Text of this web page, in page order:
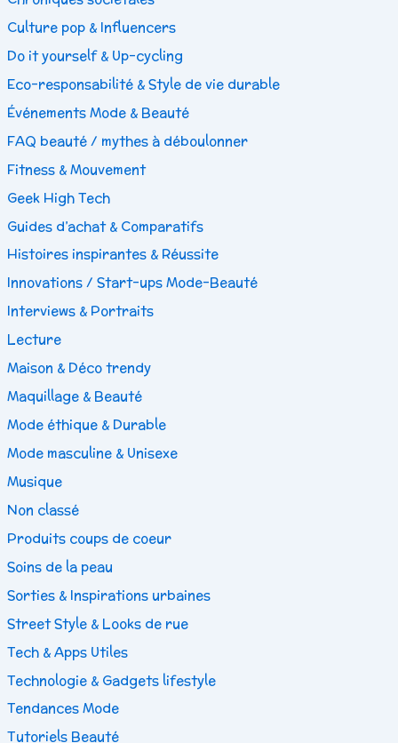
Culture pop & Influencers
Do it yourself & Up-cycling
Eco-responsabilité & Style de vie durable
Événements Mode & Beauté
FAQ beauté / mythes à déboulonner
Fitness & Mouvement
Geek High Tech
Guides d’achat & Comparatifs
Histoires inspirantes & Réussite
Innovations / Start-ups Mode-Beauté
Interviews & Portraits
Lecture
Maison & Déco trendy
Maquillage & Beauté
Mode éthique & Durable
Mode masculine & Unisexe
Musique
Non classé
Produits coups de coeur
Soins de la peau
Sorties & Inspirations urbaines
Street Style & Looks de rue
Tech & Apps Utiles
Technologie & Gadgets lifestyle
Tendances Mode
Tutoriels Beauté